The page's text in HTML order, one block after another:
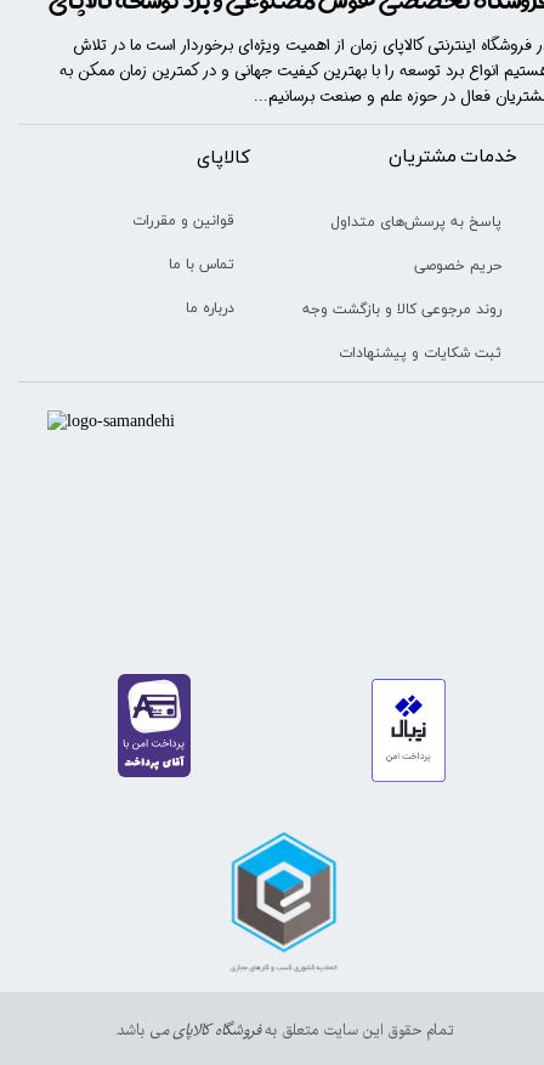
تمام حقوق این سایت متعلق بهفروشگاه کالاپای می باشد.
خدمات مشتریان
پاسخ به پرسش‌های متداول
حریم خصوصی
روند مرجوعی کالا و بازگشت وجه
ثبت شکایات و پیشنهادات
​​کالاپای
قوانین و مقررات
تماس با ما
درباره ما
فروشگاه اینترنتی کالاپای زمان از اهمیت ویژه‌ای برخوردار است ما در تلاش
انواع برد توسعه را با​​​ بهترین کیفیت جهانی و در کمترین زمان ممکن به
فعال در حوزه علم و صنعت برسانیم...